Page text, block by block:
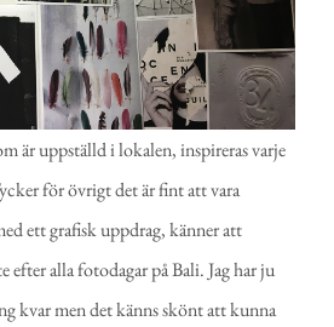
är uppställd i lokalen, inspireras varje
för övrigt det är fint att vara
ett grafisk uppdrag, känner att
efter alla fotodagar på Bali. Jag har ju
kvar men det känns skönt att kunna